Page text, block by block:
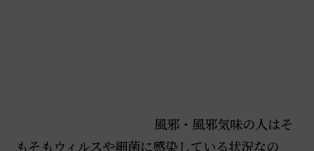
風邪・風邪気味の人はそ
もそもウィルスや細菌に感染している状況なの